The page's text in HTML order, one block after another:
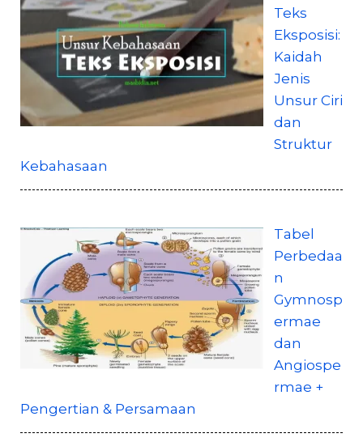
Teks
Eksposisi:
Kaidah
Jenis
Unsur Ciri
dan
Struktur
Kebahasaan
Tabel
Perbedaa
n
Gymnosp
ermae
dan
Angiospe
rmae +
Pengertian & Persamaan